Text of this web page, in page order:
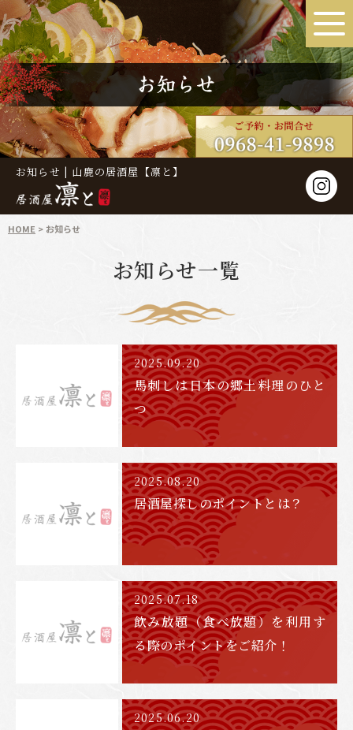
お知らせ | 山鹿の居酒屋【凛と】
HOME お知らせ
お知らせ一覧
2025.09.20
馬刺しは日本の郷土料理のひと
つ
2025.08.20
居酒屋探しのポイントとは？
2025.07.18
飲み放題（食べ放題）を利用す
る際のポイントをご紹介！
2025.06.20